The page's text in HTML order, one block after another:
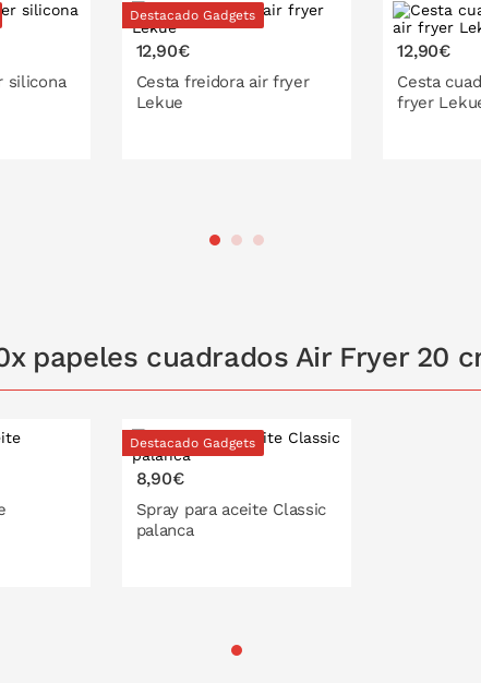
silicona
Destacado Gadgets
12,90€
Cesta freidora air fryer
Lekue
12,90€
Cesta
fryer
papeles cuadrados Air Fryer 20
Destacado Gadgets
8,90€
Spray para aceite Classic
palanca